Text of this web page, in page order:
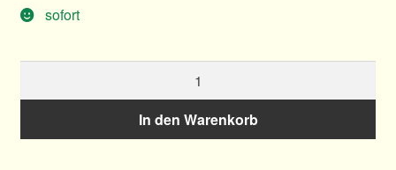
sofort
In den Warenkorb